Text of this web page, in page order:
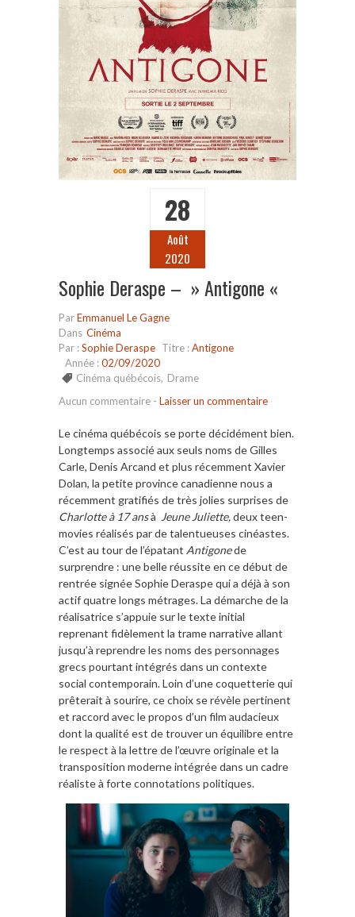
28
Août
2020
Sophie Deraspe – » Antigone «
ParEmmanuel Le Gagne
Dans Cinéma
Par :Sophie Deraspe Titre :Antigone
Année :02/09/2020
Cinéma québécois, Drame
Aucun commentaire - Laisser un commentaire
Le cinéma québécois se porte décidément bien.
Longtemps associé aux seuls noms de Gilles
Carle, Denis Arcand et plus récemment Xavier
Dolan, la petite province canadienne nous a
récemment gratifiés de très jolies surprises de
Charlotte à 17 ansà Jeune Juliette,deux teen-
movies réalisés par de talentueuses cinéastes.
C’est au tour de l’épatant Antigonede
surprendre : une belle réussite en ce début de
rentrée signée Sophie Deraspe qui a déjà à son
actif quatre longs métrages. La démarche de la
réalisatrice s’appuie sur le texte initial
reprenant fidèlement la trame narrative allant
jusqu’à reprendre les noms des personnages
grecs pourtant intégrés dans un contexte
social contemporain. Loin d’une coquetterie qui
prêterait à sourire, ce choix se révèle pertinent
et raccord avec le propos d’un film audacieux
dont la qualité est de trouver un équilibre entre
le respect à la lettre de l’œuvre originale et la
transposition moderne intégrée dans un cadre
réaliste à forte connotations politiques.